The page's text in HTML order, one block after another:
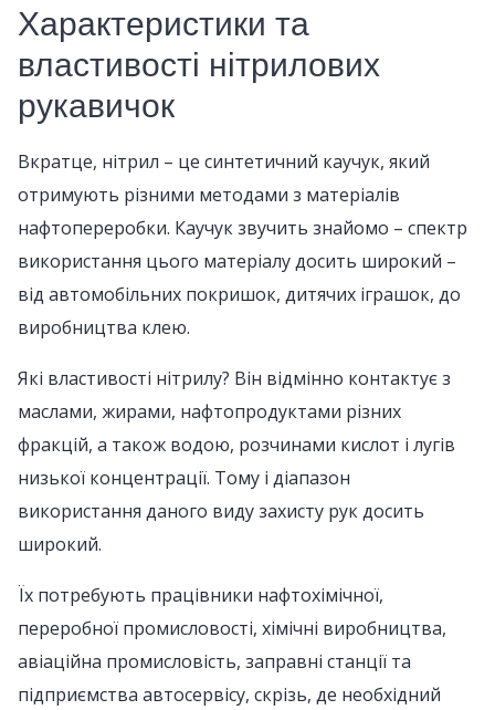
Характеристики та
властивості нітрилових
рукавичок
Вкратце, нітрил – це синтетичний каучук, який
отримують різними методами з матеріалів
нафтопереробки. Каучук звучить знайомо – спектр
використання цього матеріалу досить широкий –
від автомобільних покришок, дитячих іграшок, до
виробництва клею.
Які властивості нітрилу? Він відмінно контактує з
маслами, жирами, нафтопродуктами різних
фракцій, а також водою, розчинами кислот і лугів
низької концентрації. Тому і діапазон
використання даного виду захисту рук досить
широкий.
Їх потребують працівники нафтохімічної,
переробної промисловості, хімічні виробництва,
авіаційна промисловість, заправні станції та
підприємства автосервісу, скрізь, де необхідний